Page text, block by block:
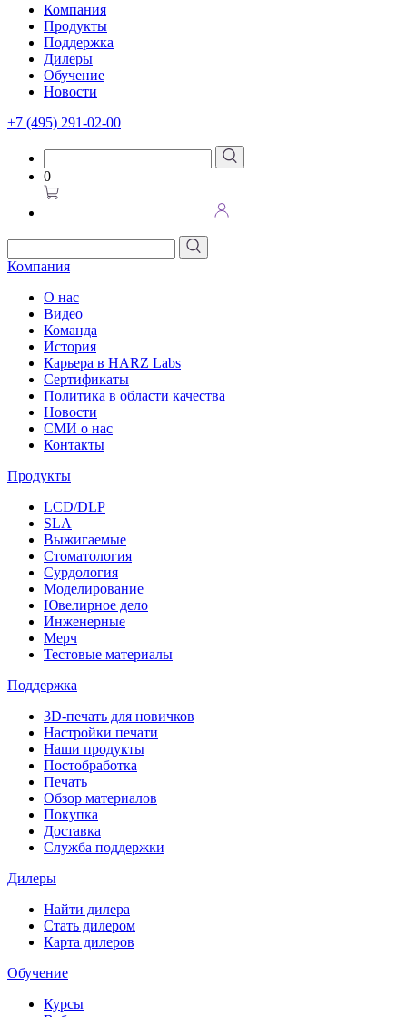
Компания
Продукты
Поддержка
Дилеры
Обучение
Новости
+7 (495) 291-02-00
0
Компания
О нас
Видео
Команда
История
Карьера в HARZ Labs
Сертификаты
Политика в области качества
Новости
СМИ о нас
Контакты
Продукты
LCD/DLP
SLA
Выжигаемые
Стоматология
Сурдология
Моделирование
Ювелирное дело
Инженерные
Мерч
Тестовые материалы
Поддержка
3D-печать для новичков
Настройки печати
Наши продукты
Постобработка
Печать
Обзор материалов
Покупка
Доставка
Служба поддержки
Дилеры
Найти дилера
Cтать дилером
Карта дилеров
Обучение
Курсы